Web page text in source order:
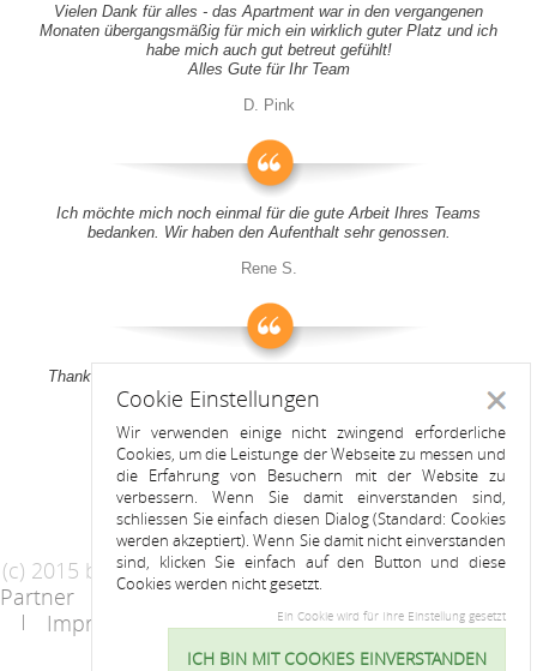
Vielen Dank für alles - das Apartment war in den vergangenen
Monaten übergangsmäßig für mich ein wirklich guter Platz und ich
habe mich auch gut betreut gefühlt!
Alles Gute für Ihr Team
D. Pink
Ich möchte mich noch einmal für die gute Arbeit Ihres Teams
bedanken. Wir haben den Aufenthalt sehr genossen.
Rene S.
Thank you all for your support! It was a pleasure to stay at your
apartment
Anitah S.
(c) 2015 by Riess Apartments
Partner
AGB
Datenschutzerklärung
Impressum
Kontakt
Cookie
Cookie Einstellungen
Wir verwenden einige nicht zwingend erforderliche
Cookies, um die Leistunge der Webseite zu messen und
die Erfahrung von Besuchern mit der Website zu
verbessern. Wenn Sie damit einverstanden sind,
schliessen Sie einfach diesen Dialog (Standard: Cookies
werden akzeptiert). Wenn Sie damit nicht einverstanden
sind, klicken Sie einfach auf den Button und diese
Cookies werden nicht gesetzt.
Ein Cookie wird für Ihre Einstellung gesetzt
ICH BIN MIT COOKIES EINVERSTANDEN